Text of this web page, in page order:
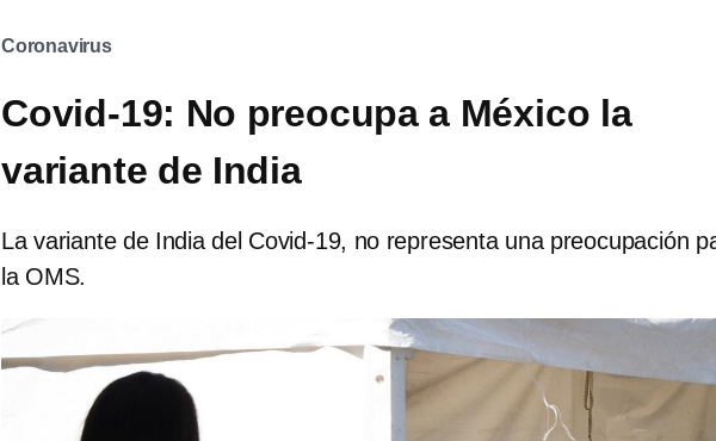
Coronavirus
Covid-19: No preocupa a México la
variante de India
La variante de India del Covid-19, no representa una preocupación
la OMS.